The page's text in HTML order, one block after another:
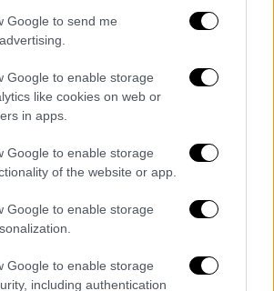
Google to send me
Google to enable storage
like cookies on web or
in apps.
Google to enable storage
of the website or app.
Google to enable storage
Google to enable storage
including authentication
09:17